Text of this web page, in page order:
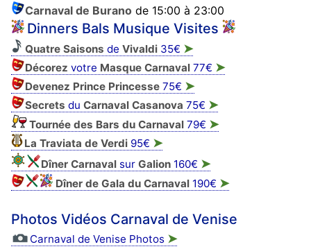
Carnaval de Buranode 15:00 à 23:00
Dinners Bals Musique Visites
Quatre Saisons de Vivaldi35€ ➤
Décorez votre Masque Carnaval77€ ➤
Devenez Prince Princesse75€ ➤
Secrets du Carnaval Casanova 75€ ➤
Tournée des Bars du Carnaval79€ ➤
La Traviata de Verdi95€ ➤
Dîner Carnavalsur Galion160€ ➤
Dîner de Gala du Carnaval190€ ➤
Photos Vidéos Carnaval de Venise
Carnaval de Venise Photos ➤